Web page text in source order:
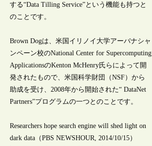
する“Data Tilling Service”という機能も持つと
のことです。
Brown Dogは、米国イリノイ大学アーバナシャ
ンペーン校のNational Center for Supercomputing
ApplicationsのKenton McHenry氏らによって開
発されたもので、米国科学財団（NSF）から
助成を受け、2008年から開始された“ DataNet
Partners”プログラムの一つとのことです。
Researchers hope search engine will shed light on
dark data（PBS NEWSHOUR, 2014/10/15）